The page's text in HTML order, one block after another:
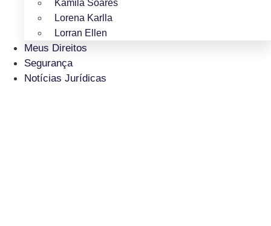
Kamila Soares
Lorena Karlla
Lorran Ellen
Meus Direitos
Segurança
Notícias Jurídicas